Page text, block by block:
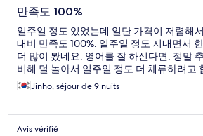
만족도 100%
일주일 정도 있었는데 일단 가격이 저렴해
대비 만족도 100%. 일주일 정도 지내면서
더 많이 봤네요. 영어를 잘 하신다면, 정말
비해 덜 놀아서 일주일 정도 더 체류하려고
Jinho, séjour de 9 nuits
Avis vérifié